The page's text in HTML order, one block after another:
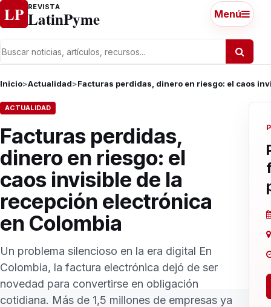
Ir al contenido
LP REVISTA
LatinPyme Menú
Inicio>Actualidad>Facturas perdidas, dinero en riesgo: el caos
ACTUALIDAD
Facturas perdidas,
dinero en riesgo: el
caos invisible de la
recepción electrónica
en Colombia
Un problema silencioso en la era digital En
Colombia, la factura electrónica dejó de ser
novedad para convertirse en obligación
cotidiana. Más de 1,5 millones de empresas ya